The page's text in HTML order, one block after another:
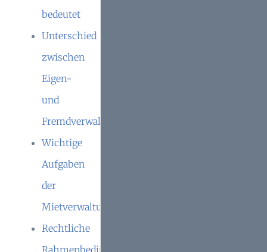
bedeutet
Unterschied
zwischen
Eigen-
und
Fremdverwaltung
Wichtige
Aufgaben
der
Mietverwaltung
Rechtliche
Rahmenbedingungen